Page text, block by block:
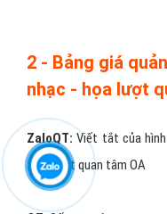
2 - Bảng giá
nhạc - họa lượt
ZaloQT: Viết tắt của
tăng lượt quan tâm OA